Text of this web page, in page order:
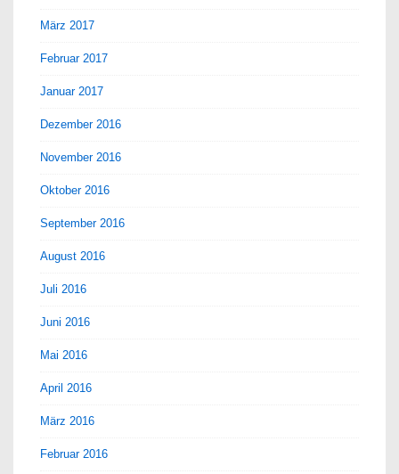
März 2017
Februar 2017
Januar 2017
Dezember 2016
November 2016
Oktober 2016
September 2016
August 2016
Juli 2016
Juni 2016
Mai 2016
April 2016
März 2016
Februar 2016